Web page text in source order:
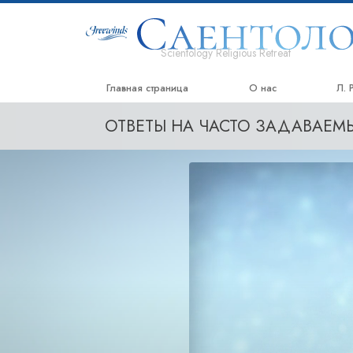
Scientology Religious Retreat
Главная страница О нас Л.
ОТВЕТЫ НА ЧАСТО